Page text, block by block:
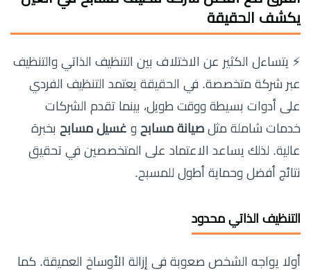
يكشف الحقيقة
⚡ يتساءل الكثير عن الاختلاف بين التنظيف الذاتي والتنظيف
عبر شركة متخصصة. في الحقيقة يعتمد التنظيف الفردي
على أدوات بسيطة ووقت طويل، بينما تقدم الشركات
خدمات شاملة مثل صيانة مسابح و غسيل مسابح بخبرة
عالية. لذلك يساعد الاعتماد على المتخصصين في تحقيق
نتائج أفضل وحماية أطول للمسبح.
التنظيف الذاتي محدود
أولا يواجه الشخص صعوبة في إزالة الأوساخ العميقة. كما